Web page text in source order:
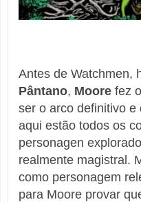
Antes de Watchmen,
Pântano, Moore fez
ser o arco definitivo e
aqui estão todos os
personagen
realmente magistral.
como personagem
para Moore provar